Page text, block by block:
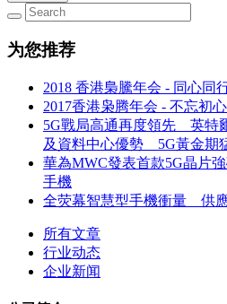
为您推荐
2018 香港梟騰年会 - 同心同
2017香港枭腾年会 - 不忘初
5G戰局高通再度領先 英特
及資料中心優勢 5G黃金期
華為MWC發表首款5G晶片
手機
全荧幕智慧型手機衝量 供
所有文章
行业动态
企业新闻